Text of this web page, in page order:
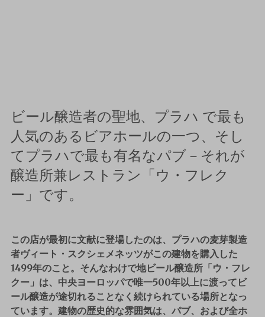
ビール醸造者の聖地、プラハ で最も
人気のあるビアホールの一つ、そし
てプラハで最も有名なパブ－それが
醸造所兼レストラン「ウ・フレク
ー」です。
この店が最初に文献に登場したのは、プラハの麦芽製造
者ヴィート・スクシェメネッツがこの建物を購入した
1499年のこと。そんなわけで地ビール醸造所「ウ・フレ
クー」は、中央ヨーロッパで唯一500年以上に渡ってビ
ール醸造が途切れることなく続けられている場所となっ
ています。建物の歴史的な雰囲気は、パブ、および全ホ